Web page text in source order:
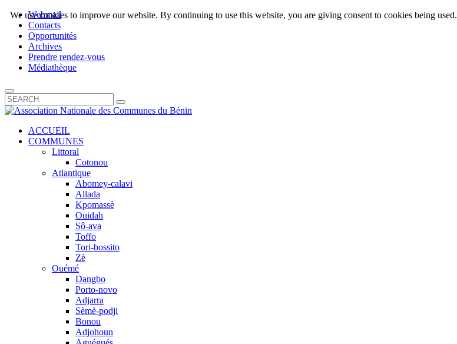
Webmail
Contacts
Opportunités
Archives
Prendre rendez-vous
Médiathèque
ACCUEIL
COMMUNES
Littoral
Cotonou
Atlantique
Abomey-calavi
Allada
Kpomassè
Ouidah
Sô-ava
Toffo
Tori-bossito
Zè
Ouémé
Dangbo
Porto-novo
Adjarra
Sèmè-podji
Bonou
Adjohoun
We use cookies to improve our website. By continuing to use this website, you are giving consent to cookies being used.